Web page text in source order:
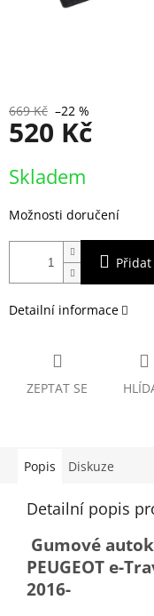
669 Kč –22 %
520 Kč
cena:
Skladem
Možnosti doručení
Detailní informace
ZEPTAT SE
Popis Diskuze
Detailní popis
Gumové
PEUGEOT e-
2016-